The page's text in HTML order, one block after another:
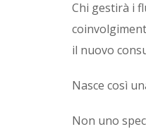
Chi gestirà i
il nuovo
Nasce così
Non uno